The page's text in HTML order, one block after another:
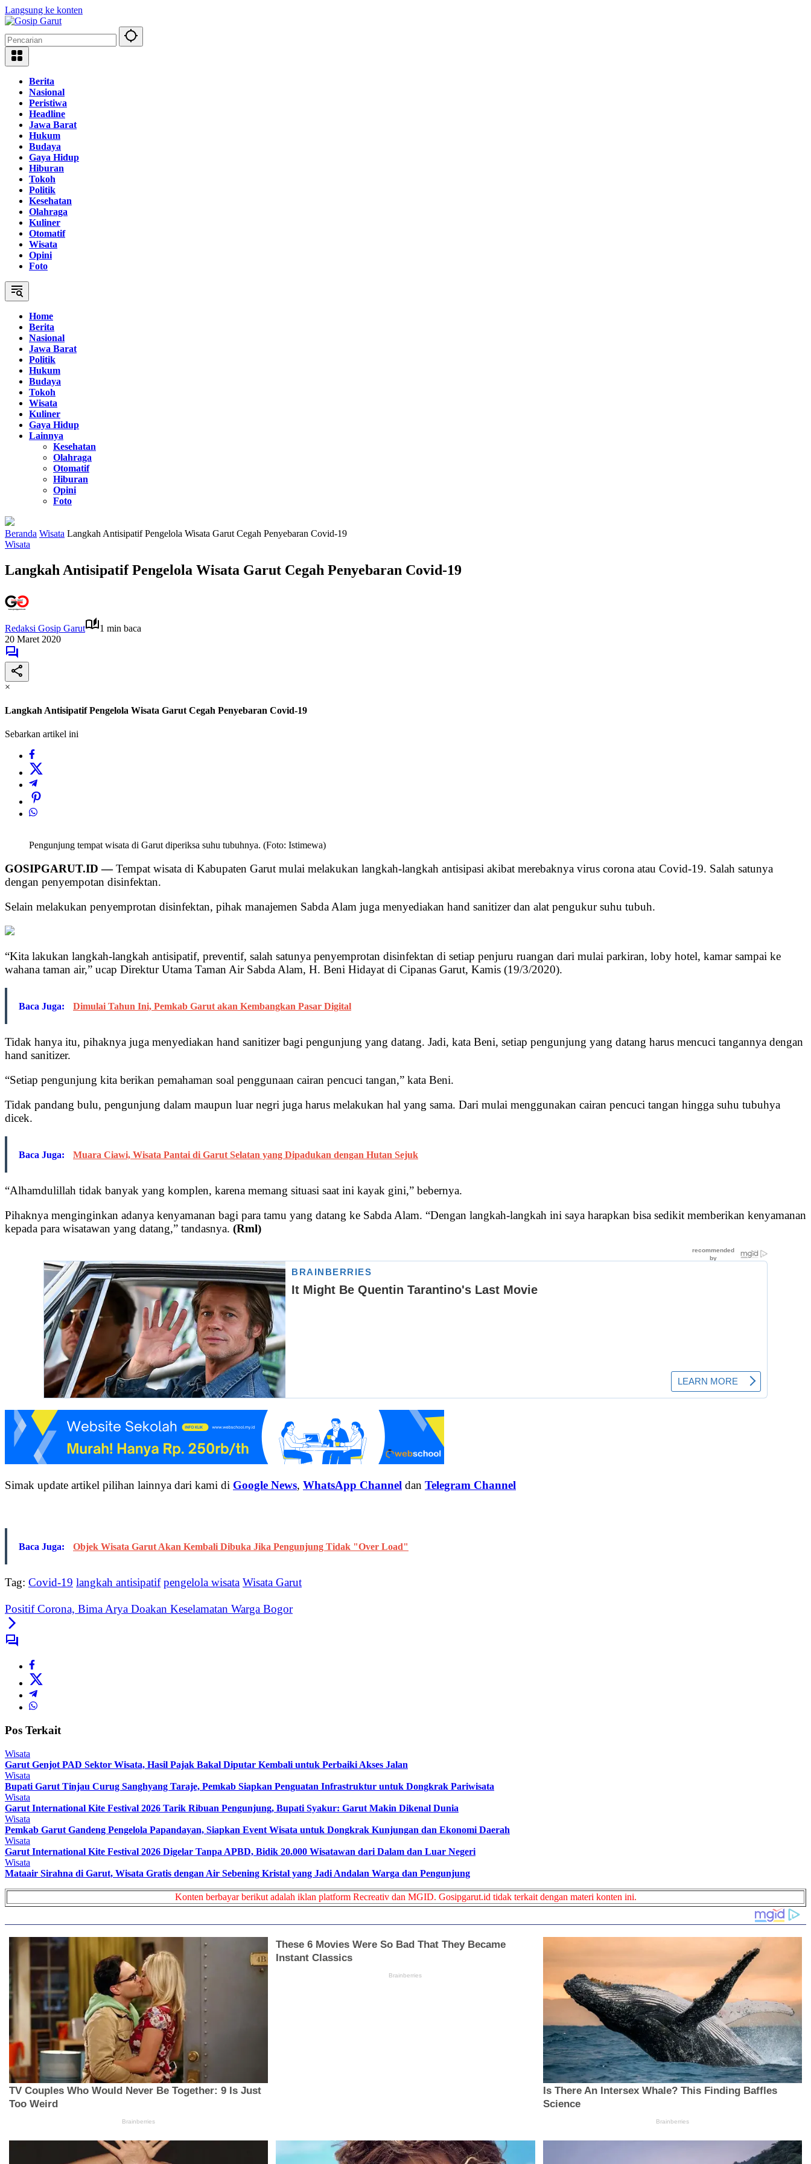
Langsung ke konten
Berita
Nasional
Peristiwa
Headline
Jawa Barat
Hukum
Budaya
Gaya Hidup
Hiburan
Tokoh
Politik
Kesehatan
Olahraga
Kuliner
Otomatif
Wisata
Opini
Foto
Home
Berita
Nasional
Jawa Barat
Politik
Hukum
Budaya
Tokoh
Wisata
Kuliner
Gaya Hidup
Lainnya
Kesehatan
Olahraga
Otomatif
Hiburan
Opini
Foto
Beranda Wisata Langkah Antisipatif Pengelola Wisata Garut Cegah Penyebaran Covid-19
Wisata
Langkah Antisipatif Pengelola Wisata Garut Cegah Penyebaran Covid-19
Redaksi Gosip Garut
1 min baca
20 Maret 2020
×
Langkah Antisipatif Pengelola Wisata Garut Cegah Penyebaran Covid-19
Sebarkan artikel ini
Pengunjung tempat wisata di Garut diperiksa suhu tubuhnya. (Foto: Istimewa)
GOSIPGARUT.ID —Tempat wisata di Kabupaten Garut mulai melakukan langkah-langkah antisipasi akibat merebaknya virus corona atau Covid-19. Salah satunya
dengan penyempotan disinfektan.
Selain melakukan penyemprotan disinfektan, pihak manajemen Sabda Alam juga menyediakan hand sanitizer dan alat pengukur suhu tubuh.
“Kita lakukan langkah-langkah antisipatif, preventif, salah satunya penyemprotan disinfektan di setiap penjuru ruangan dari mulai parkiran, loby hotel, kamar sampai ke
wahana taman air,” ucap Direktur Utama Taman Air Sabda Alam, H. Beni Hidayat di Cipanas Garut, Kamis (19/3/2020).
Baca Juga: Dimulai Tahun Ini, Pemkab Garut akan Kembangkan Pasar Digital
Tidak hanya itu, pihaknya juga menyediakan hand sanitizer bagi pengunjung yang datang. Jadi, kata Beni, setiap pengunjung yang datang harus mencuci tangannya dengan
hand sanitizer.
“Setiap pengunjung kita berikan pemahaman soal penggunaan cairan pencuci tangan,” kata Beni.
Tidak pandang bulu, pengunjung dalam maupun luar negri juga harus melakukan hal yang sama. Dari mulai menggunakan cairan pencuci tangan hingga suhu tubuhya
dicek.
Baca Juga: Muara Ciawi, Wisata Pantai di Garut Selatan yang Dipadukan dengan Hutan Sejuk
“Alhamdulillah tidak banyak yang komplen, karena memang situasi saat ini kayak gini,” bebernya.
Pihaknya menginginkan adanya kenyamanan bagi para tamu yang datang ke Sabda Alam. “Dengan langkah-langkah ini saya harapkan bisa sedikit memberikan kenyamanan
kepada para wisatawan yang datang,” tandasnya. (Rml)
Simak update artikel pilihan lainnya dari kami di Google News, WhatsApp Channel dan Telegram Channel
Baca Juga: Objek Wisata Garut Akan Kembali Dibuka Jika Pengunjung Tidak "Over Load"
Tag: Covid-19 langkah antisipatif pengelola wisata Wisata Garut
Positif Corona, Bima Arya Doakan Keselamatan Warga Bogor
Pos Terkait
Wisata
Garut Genjot PAD Sektor Wisata, Hasil Pajak Bakal Diputar Kembali untuk Perbaiki Akses Jalan
Wisata
Bupati Garut Tinjau Curug Sanghyang Taraje, Pemkab Siapkan Penguatan Infrastruktur untuk Dongkrak Pariwisata
Wisata
Garut International Kite Festival 2026 Tarik Ribuan Pengunjung, Bupati Syakur: Garut Makin Dikenal Dunia
Wisata
Pemkab Garut Gandeng Pengelola Papandayan, Siapkan Event Wisata untuk Dongkrak Kunjungan dan Ekonomi Daerah
Wisata
Garut International Kite Festival 2026 Digelar Tanpa APBD, Bidik 20.000 Wisatawan dari Dalam dan Luar Negeri
Wisata
Mataair Sirahna di Garut, Wisata Gratis dengan Air Sebening Kristal yang Jadi Andalan Warga dan Pengunjung
Konten berbayar berikut adalah iklan platform Recreativ dan MGID. Gosipgarut.id tidak terkait dengan materi konten ini.